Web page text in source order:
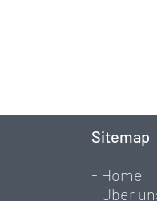
Sitemap
- Home
- Über